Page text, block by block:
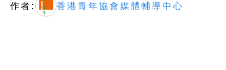
作者: 香港青年協會媒體輔導中心